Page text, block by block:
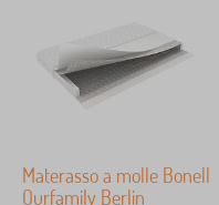
Materasso a molle Bonell
Ourfamily Berlin